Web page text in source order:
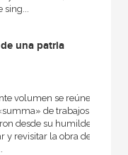
sing...
una patria
volumen se reúne
de trabajos
desde su humilde
y revisitar la obra de